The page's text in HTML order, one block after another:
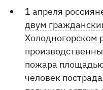
1 апреля
двум
Холодногорском
пожара
человек